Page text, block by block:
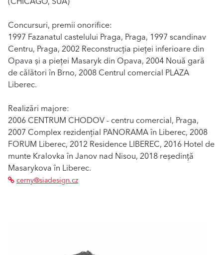
Concursuri, premii onorifice:
1997 Fazanatul castelului Praga, Praga, 1997 scandinav
Centru, Praga, 2002 Reconstrucția pieței inferioare din
Opava și a pieței Masaryk din Opava, 2004 Nouă gară
de călători în Brno, 2008 Centrul comercial PLAZA
Liberec.
Realizări majore:
2006 CENTRUM CHODOV - centru comercial, Praga,
2007 Complex rezidențial PANORAMA în Liberec, 2008
FORUM Liberec, 2012 Residence LIBEREC, 2016 Hotel de
munte Kralovka în Janov nad Nisou, 2018 reședință
Masarykova în Liberec.
cerny@siadesign.cz